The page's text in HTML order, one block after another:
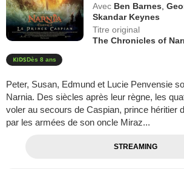
Avec Ben Barnes ,
Skandar Keynes
Titre original
The Chronicles of
Dès 8 ans
Peter, Susan, Edmund et Lucie Penvensie
Narnia. Des siècles après leur règne, les
voler au secours de Caspian, prince héritier
par les armées de son oncle Miraz...
STREAMING